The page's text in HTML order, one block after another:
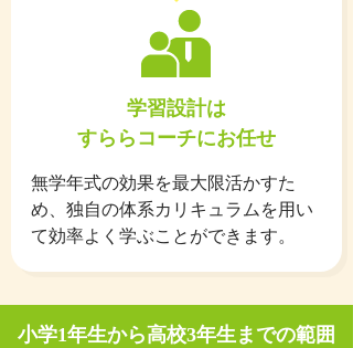
学習設計は
すららコーチにお任せ
無学年式の効果を最大限活かすた
め、独自の体系カリキュラムを用い
て効率よく学ぶことができます。
小学1年生から高校3年生までの範囲